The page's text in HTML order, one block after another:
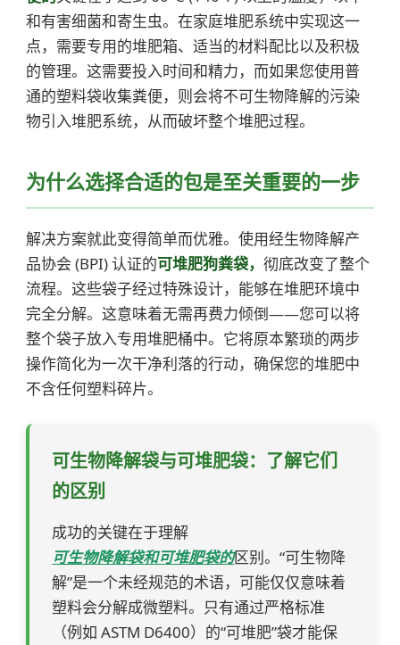
和有害细菌和寄生虫。在家庭堆肥系统中实现这一
点，需要专用的堆肥箱、适当的材料配比以及积极
的管理。这需要投入时间和精力，而如果您使用普
通的塑料袋收集粪便，则会将不可生物降解的污染
物引入堆肥系统，从而破坏整个堆肥过程。
为什么选择合适的包是至关重要的一步
解决方案就此变得简单而优雅。使用经生物降解产
品协会 (BPI) 认证的可堆肥狗粪袋，彻底改变了整个
流程。这些袋子经过特殊设计，能够在堆肥环境中
完全分解。这意味着无需再费力倾倒——您可以将
整个袋子放入专用堆肥桶中。它将原本繁琐的两步
操作简化为一次干净利落的行动，确保您的堆肥中
不含任何塑料碎片。
可生物降解袋与可堆肥袋：了解它们
的区别
成功的关键在于理解
可生物降解袋和可堆肥袋的区别。“可生物降
解”是一个未经规范的术语，可能仅仅意味着
塑料会分解成微塑料。只有通过严格标准
（例如 ASTM D6400）的“可堆肥”袋才能保